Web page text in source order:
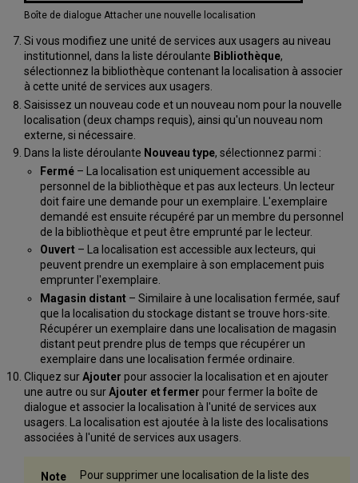
Boîte de dialogue Attacher une nouvelle localisation
Si vous modifiez une unité de services aux usagers au niveau
institutionnel, dans la liste déroulante Bibliothèque,
sélectionnez la bibliothèque contenant la localisation à associer
à cette unité de services aux usagers.
Saisissez un nouveau code et un nouveau nom pour la nouvelle
localisation (deux champs requis), ainsi qu'un nouveau nom
externe, si nécessaire.
Dans la liste déroulante Nouveau type, sélectionnez parmi :
Fermé– La localisation est uniquement accessible au
personnel de la bibliothèque et pas aux lecteurs. Un lecteur
doit faire une demande pour un exemplaire. L'exemplaire
demandé est ensuite récupéré par un membre du personnel
de la bibliothèque et peut être emprunté par le lecteur.
Ouvert– La localisation est accessible aux lecteurs, qui
peuvent prendre un exemplaire à son emplacement puis
emprunter l'exemplaire.
Magasin distant– Similaire à une localisation fermée, sauf
que la localisation du stockage distant se trouve hors-site.
Récupérer un exemplaire dans une localisation de magasin
distant peut prendre plus de temps que récupérer un
exemplaire dans une localisation fermée ordinaire.
Cliquez surAjouter pour associer la localisation et en ajouter
une autre ou surAjouter et fermer pour fermer la boîte de
dialogue et associer la localisation à l'unité de services aux
usagers. La localisation est ajoutée à la liste des localisations
associées à l'unité de services aux usagers.
Pour supprimer une localisation de la liste des